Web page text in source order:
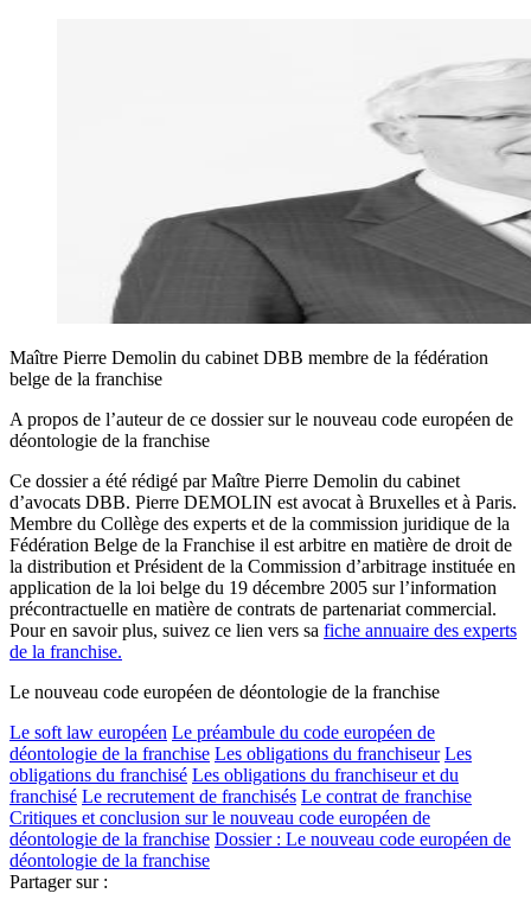
Maître Pierre Demolin du cabinet DBB membre de la fédération
belge de la franchise
A propos de l’auteur de ce dossier sur le nouveau code européen de
déontologie de la franchise
Ce dossier a été rédigé par Maître Pierre Demolin du cabinet
d’avocats DBB. Pierre DEMOLIN est avocat à Bruxelles et à Paris.
Membre du Collège des experts et de la commission juridique de la
Fédération Belge de la Franchise il est arbitre en matière de droit de
la distribution et Président de la Commission d’arbitrage instituée en
application de la loi belge du 19 décembre 2005 sur l’information
précontractuelle en matière de contrats de partenariat commercial.
Pour en savoir plus, suivez ce lien vers sa fiche annuaire des experts
de la franchise.
Le nouveau code européen de déontologie de la franchise
Le soft law européen Le préambule du code européen de
déontologie de la franchise Les obligations du franchiseur Les
obligations du franchisé Les obligations du franchiseur et du
franchisé Le recrutement de franchisés Le contrat de franchise
Critiques et conclusion sur le nouveau code européen de
déontologie de la franchise Dossier : Le nouveau code européen de
déontologie de la franchise
Partager sur :